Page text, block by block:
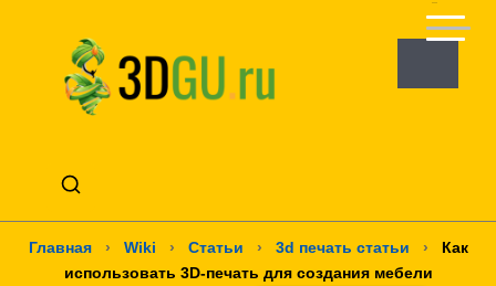
Главная › Wiki › Статьи › 3d печать статьи ›
Как
использовать 3D-печать для создания мебели